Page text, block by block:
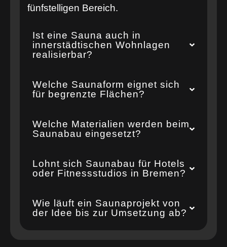
fünfstelligen Bereich.
Ist eine Sauna auch in
innerstädtischen Wohnlagen
realisierbar?
Welche Saunaform eignet sich
für begrenzte Flächen?
Welche Materialien werden beim
Saunabau eingesetzt?
Lohnt sich Saunabau für Hotels
oder Fitnessstudios in Bremen?
Wie läuft ein Saunaprojekt von
der Idee bis zur Umsetzung ab?